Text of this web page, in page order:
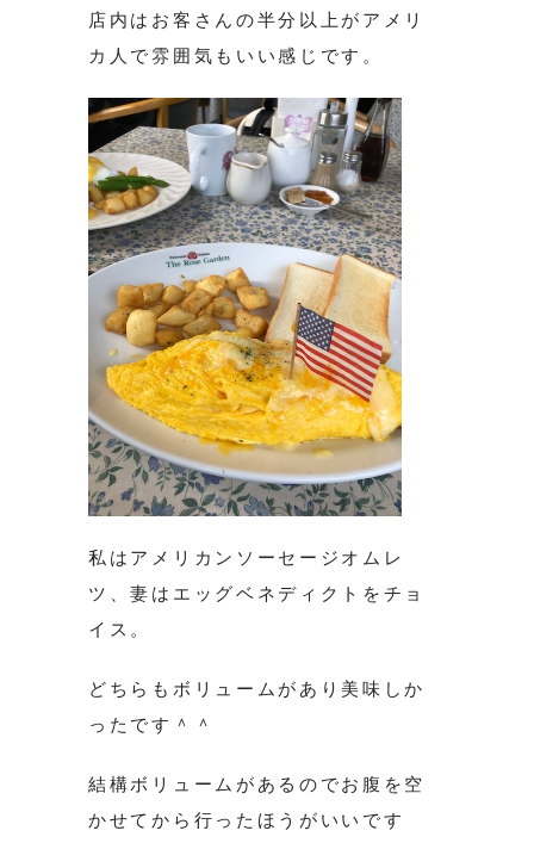
店内はお客さんの半分以上がアメリ
カ人で雰囲気もいい感じです。
私はアメリカンソーセージオムレ
ツ、妻はエッグベネディクトをチョ
イス。
どちらもボリュームがあり美味しか
ったです＾＾
結構ボリュームがあるのでお腹を空
かせてから行ったほうがいいです